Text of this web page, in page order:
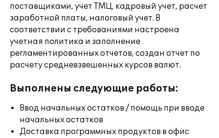
поставщиками, учет ТМЦ, кадровый учет, расчет
заработной платы, налоговый учет. В
соответствии с требованиями настроена
учетная политика и заполнение
регламентированных отчетов, создан отчет по
расчету средневзвешенных курсов валют.
Выполнены следующие работы:
Ввод начальных остатков / помощь при вводе
начальных остатков
Доставка программных продуктов в офис